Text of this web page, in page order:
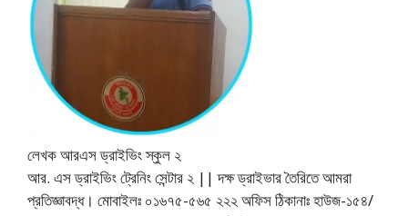
লেখক আরএস ড্রাইভিং স্কুল ২
আর. এস ড্রাইভিং ট্রেনিং সেন্টার ২ || দক্ষ ড্রাইভার তৈরিতে আমরা
প্রতিজ্ঞাবদ্ধ। মোবাইলঃ ০১৬৭৫-৫৬৫ ২২২ অফিস ঠিকানাঃ হাউজ-১৫৪/